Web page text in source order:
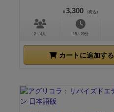
¥ 3,300 （税込）
2～4人 15～20分
カートに追加する